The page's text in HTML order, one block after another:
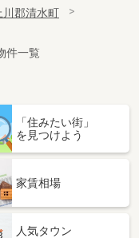
川郡清水町
件一覧
「住みたい街」
を見つけよう
家賃相場
人気タウン